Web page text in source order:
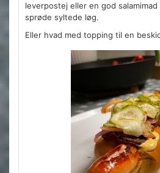
leverpostej eller en god
sprøde syltede løg.
Eller hvad med topping til en